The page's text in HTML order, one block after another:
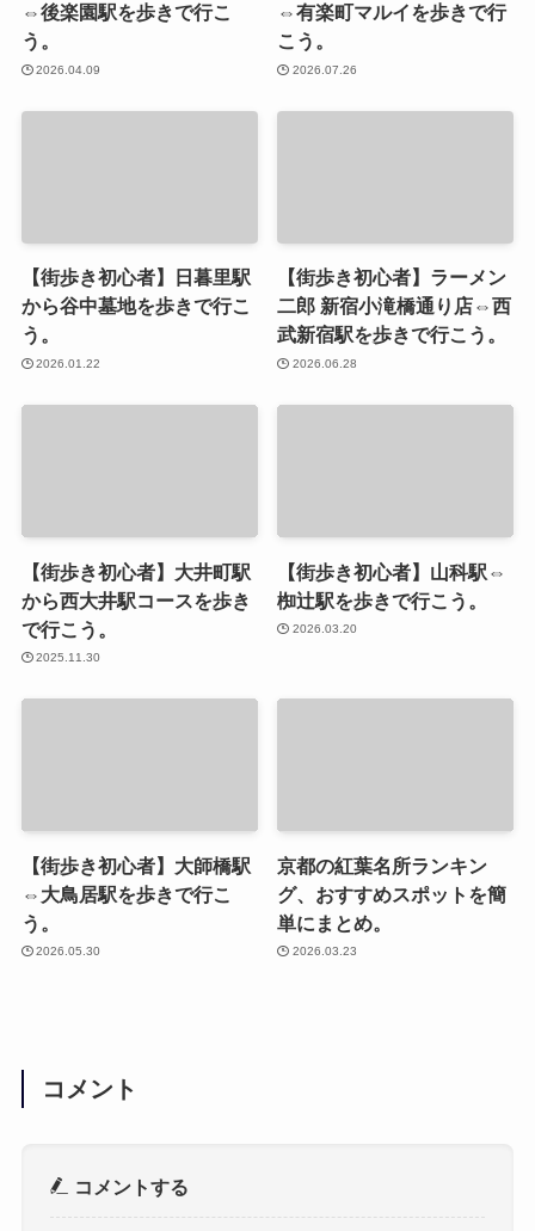
⇔後楽園駅を歩きで行こ
う。
2026.04.09
⇔有楽町マルイを歩きで行
こう。
2026.07.26
【街歩き初心者】日暮里駅
から谷中墓地を歩きで行こ
う。
2026.01.22
【街歩き初心者】ラーメン
二郎 新宿小滝橋通り店⇔西
武新宿駅を歩きで行こう。
2026.06.28
【街歩き初心者】大井町駅
から西大井駅コースを歩き
で行こう。
2025.11.30
【街歩き初心者】山科駅⇔
椥辻駅を歩きで行こう。
2026.03.20
【街歩き初心者】大師橋駅
⇔大鳥居駅を歩きで行こ
う。
2026.05.30
京都の紅葉名所ランキン
グ、おすすめスポットを簡
単にまとめ。
2026.03.23
コメント
コメントする